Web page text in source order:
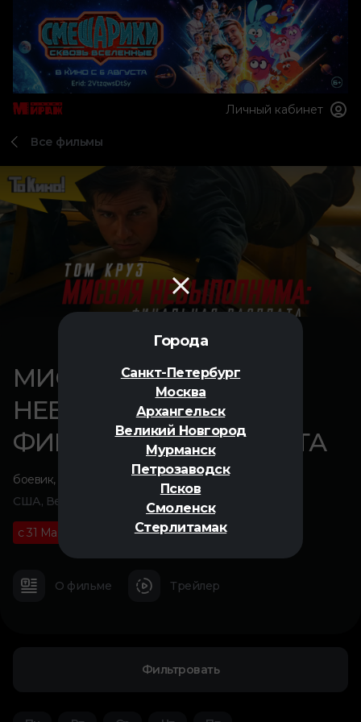
Города
Санкт-Петербург
Москва
Архангельск
Великий Новгород
Мурманск
Петрозаводск
Псков
Смоленск
Стерлитамак
Личный кабинет
Все фильмы
МИССИЯ
НЕВЫПОЛНИМА:
ФИНАЛЬНАЯ РАСПЛАТА
боевик,триллер
приключения
США, Великобритания, 2025
с 31 Мая 02 ч 49 м
О фильме Трейлер
Фильтровать